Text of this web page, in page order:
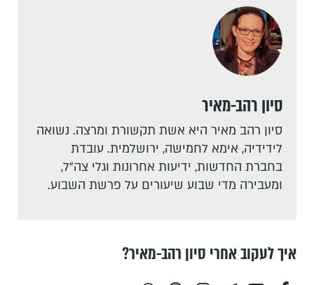
סיון רהב-מאיר
סיון רהב מאיר היא אשת תקשורת ומרצה. נשואה
לידידיה, אימא לחמישה, ירושלמית. עובדת
בחברת החדשות, ידיעות אחרונות וגלי צה"ל,
ומעבירה מדי שבוע שיעורים על פרשת השבוע.
איך לעקוב אחרי סיון רהב-מאיר?